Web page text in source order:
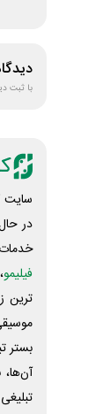
با ثبت
سایت
در
فیلیمو
ترین
بستر